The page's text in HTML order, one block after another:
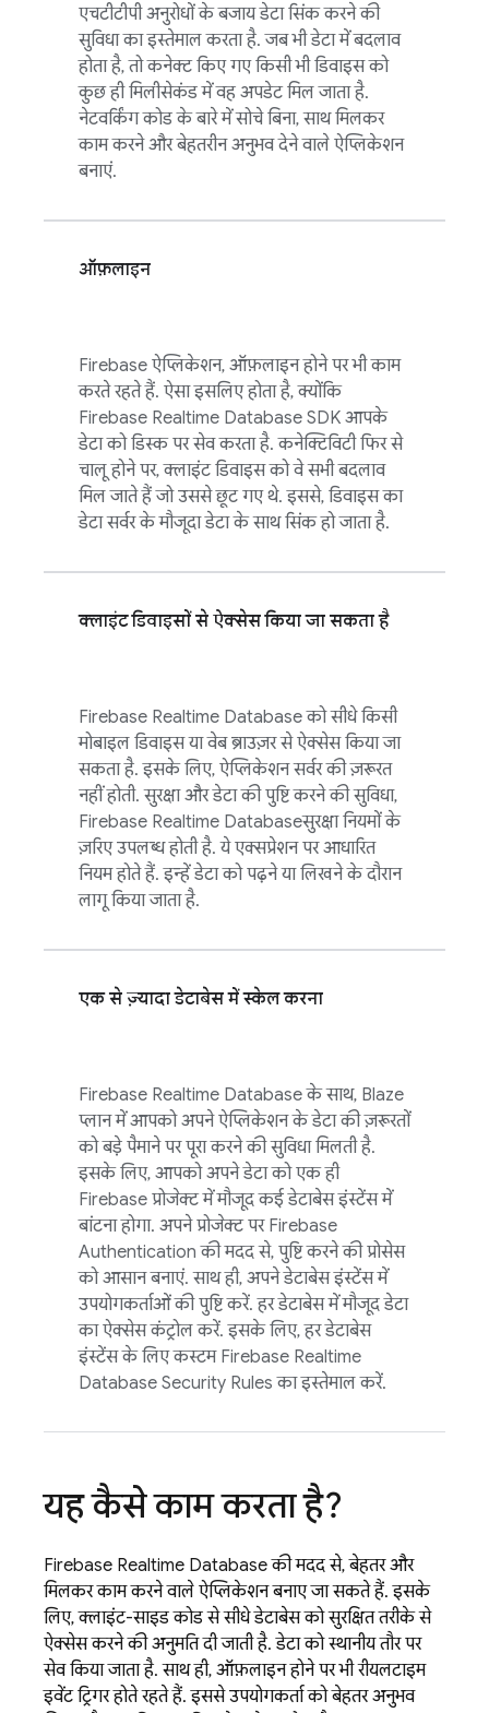
एचटीटीपी अनुरोधों के बजाय डेटा सिंक करने की
सुविधा का इस्तेमाल करता है. जब भी डेटा में बदलाव
होता है, तो कनेक्ट किए गए किसी भी डिवाइस को
कुछ ही मिलीसेकंड में वह अपडेट मिल जाता है.
नेटवर्किंग कोड के बारे में सोचे बिना, साथ मिलकर
काम करने और बेहतरीन अनुभव देने वाले ऐप्लिकेशन
बनाएं.
ऑफ़लाइन
Firebase ऐप्लिकेशन, ऑफ़लाइन होने पर भी काम
करते रहते हैं. ऐसा इसलिए होता है, क्योंकि
Firebase Realtime Database SDK आपके
डेटा को डिस्क पर सेव करता है. कनेक्टिविटी फिर से
चालू होने पर, क्लाइंट डिवाइस को वे सभी बदलाव
मिल जाते हैं जो उससे छूट गए थे. इससे, डिवाइस का
डेटा सर्वर के मौजूदा डेटा के साथ सिंक हो जाता है.
क्लाइंट डिवाइसों से ऐक्सेस किया जा सकता है
Firebase Realtime Databaseको सीधे किसी
मोबाइल डिवाइस या वेब ब्राउज़र से ऐक्सेस किया जा
सकता है. इसके लिए, ऐप्लिकेशन सर्वर की ज़रूरत
नहीं होती. सुरक्षा और डेटा की पुष्टि करने की सुविधा,
Firebase Realtime Databaseसुरक्षा नियमों के
ज़रिए उपलब्ध होती है. ये एक्सप्रेशन पर आधारित
नियम होते हैं. इन्हें डेटा को पढ़ने या लिखने के दौरान
लागू किया जाता है.
एक से ज़्यादा डेटाबेस में स्केल करना
Firebase Realtime Databaseके साथ, Blaze
प्लान में आपको अपने ऐप्लिकेशन के डेटा की ज़रूरतों
को बड़े पैमाने पर पूरा करने की सुविधा मिलती है.
इसके लिए, आपको अपने डेटा को एक ही
Firebase प्रोजेक्ट में मौजूद कई डेटाबेस इंस्टेंस में
बांटना होगा. अपने प्रोजेक्ट पर Firebase
Authentication की मदद से, पुष्टि करने की प्रोसेस
को आसान बनाएं. साथ ही, अपने डेटाबेस इंस्टेंस में
उपयोगकर्ताओं की पुष्टि करें. हर डेटाबेस में मौजूद डेटा
का ऐक्सेस कंट्रोल करें. इसके लिए, हर डेटाबेस
इंस्टेंस के लिए कस्टम Firebase Realtime
Database Security Rules का इस्तेमाल करें.
यह कैसे काम करता है?
Firebase Realtime Databaseकी मदद से, बेहतर और
मिलकर काम करने वाले ऐप्लिकेशन बनाए जा सकते हैं. इसके
लिए, क्लाइंट-साइड कोड से सीधे डेटाबेस को सुरक्षित तरीके से
ऐक्सेस करने की अनुमति दी जाती है. डेटा को स्थानीय तौर पर
सेव किया जाता है. साथ ही, ऑफ़लाइन होने पर भी रीयलटाइम
इवेंट ट्रिगर होते रहते हैं. इससे उपयोगकर्ता को बेहतर अनुभव